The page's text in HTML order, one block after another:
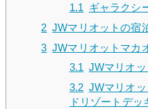
1.1 ギャラクシ
2 JWマリオットの宿
3 JWマリオットマカ
3.1 JWマリオ
3.2 JWマリオ
ドリゾートデッ